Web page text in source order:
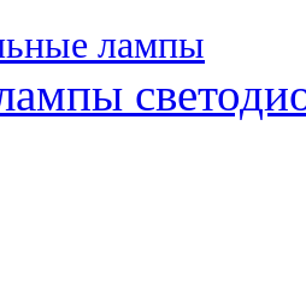
лампы